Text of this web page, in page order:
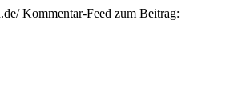
Kommentar-Feed zum Beitrag: